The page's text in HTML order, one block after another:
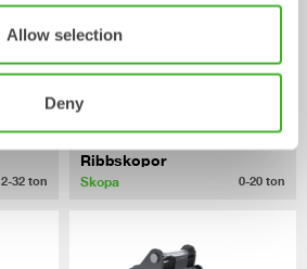
Allow selection
Deny
2-32 ton
Ribbskopor
Skopa 0-20 ton